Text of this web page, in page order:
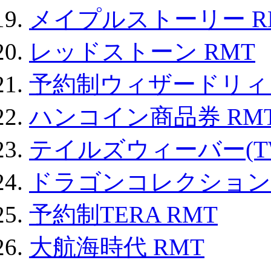
メイプルストーリー
レッドストーン RMT
予約制ウィザードリ
ハンコイン商品券
テイルズウィーバー
ドラゴンコレクショ
予約制TERA RMT
大航海時代 RMT